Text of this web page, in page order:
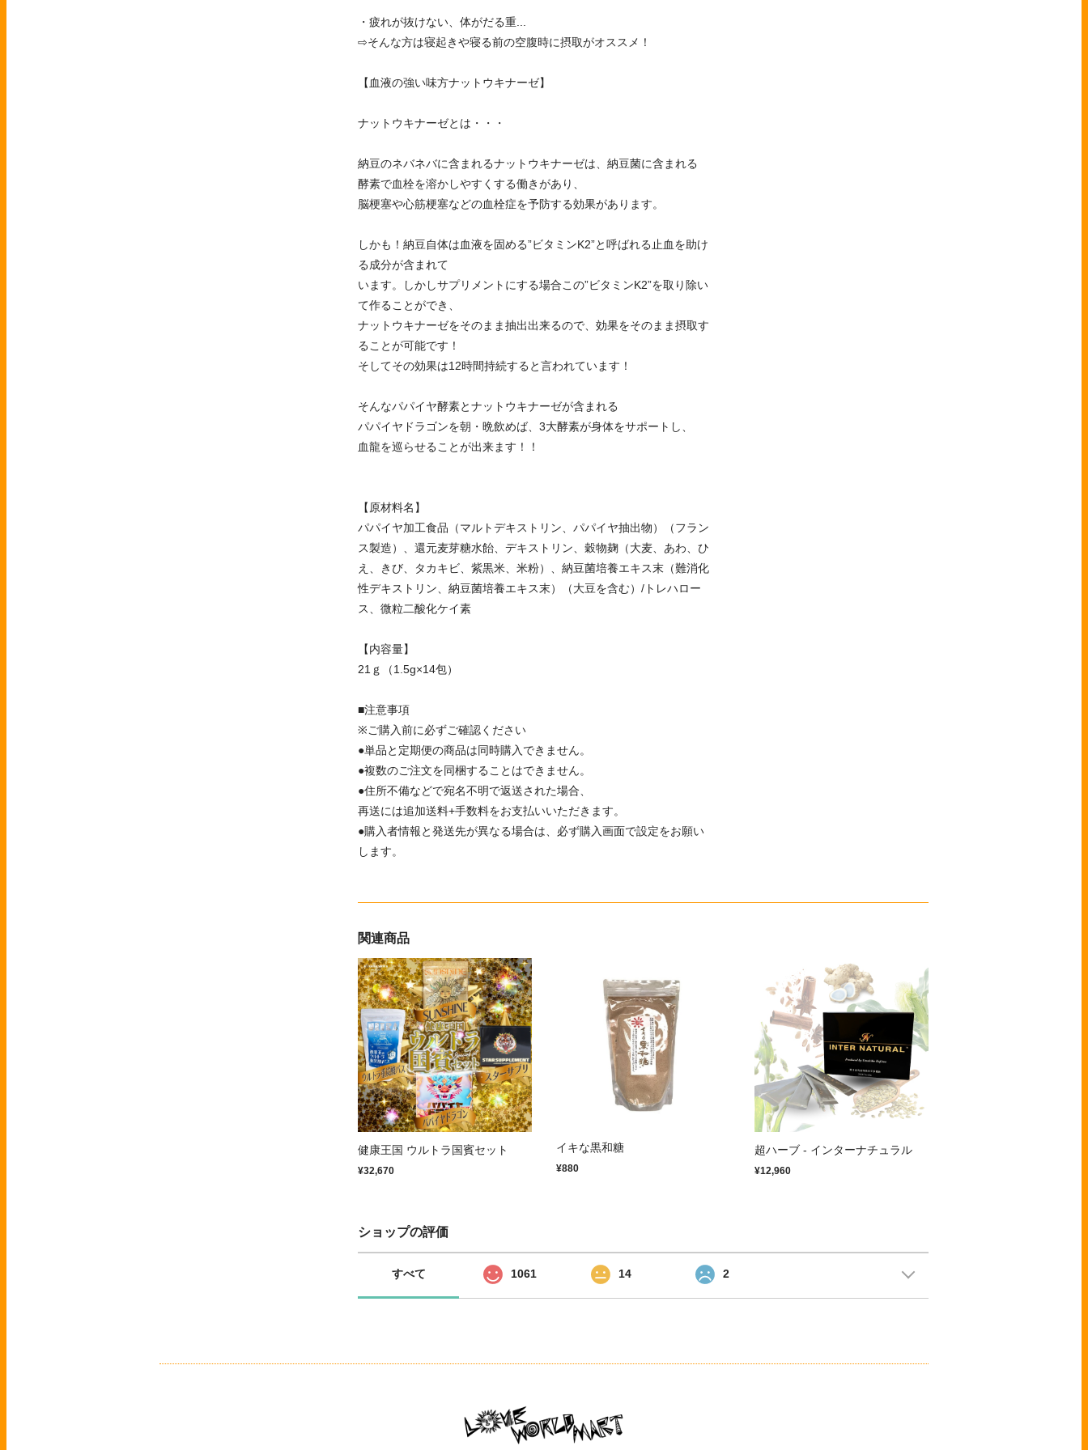
・疲れが抜けない、体がだる重...
⇨そんな方は寝起きや寝る前の空腹時に摂取がオススメ！
【血液の強い味方ナットウキナーゼ】
ナットウキナーゼとは・・・
納豆のネバネバに含まれるナットウキナーゼは、納豆菌に含まれる
酵素で血栓を溶かしやすくする働きがあり、
脳梗塞や心筋梗塞などの血栓症を予防する効果があります。
しかも！納豆自体は血液を固める”ビタミンK2”と呼ばれる止血を助け
る成分が含まれて
います。しかしサプリメントにする場合この”ビタミンK2”を取り除い
て作ることができ、
ナットウキナーゼをそのまま抽出出来るので、効果をそのまま摂取す
ることが可能です！
そしてその効果は12時間持続すると言われています！
そんなパパイヤ酵素とナットウキナーゼが含まれる
パパイヤドラゴンを朝・晩飲めば、3大酵素が身体をサポートし、
血龍を巡らせることが出来ます！！
【原材料名】
パパイヤ加工食品（マルトデキストリン、パパイヤ抽出物）（フラン
ス製造）、還元麦芽糖水飴、デキストリン、穀物麹（大麦、あわ、ひ
え、きび、タカキビ、紫黒米、米粉）、納豆菌培養エキス末（難消化
性デキストリン、納豆菌培養エキス末）（大豆を含む）/トレハロー
ス、微粒二酸化ケイ素
【内容量】
21ｇ（1.5g×14包）
■注意事項
※ご購入前に必ずご確認ください
●単品と定期便の商品は同時購入できません。
●複数のご注文を同梱することはできません。
●住所不備などで宛名不明で返送された場合、
再送には追加送料+手数料をお支払いいただきます。
●購入者情報と発送先が異なる場合は、必ず購入画面で設定をお願い
します。
関連商品
健康王国 ウルトラ国賓セット
¥32,670
イキな黒和糖
¥880
超ハーブ - インターナチュラル
¥12,960
ショップの評価
すべて 1061 14 2